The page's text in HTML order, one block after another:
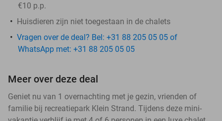
€10 p.p.
Huisdieren zijn niet toegestaan in de chalets
Vragen over de deal? Bel: +31 88 205 05 05 of
WhatsApp met: +31 88 205 05 05
Meer over deze deal
Geniet nu van 1 overnachting met je gezin, vrienden of
familie bij recreatiepark Klein Strand. Tijdens deze mini-